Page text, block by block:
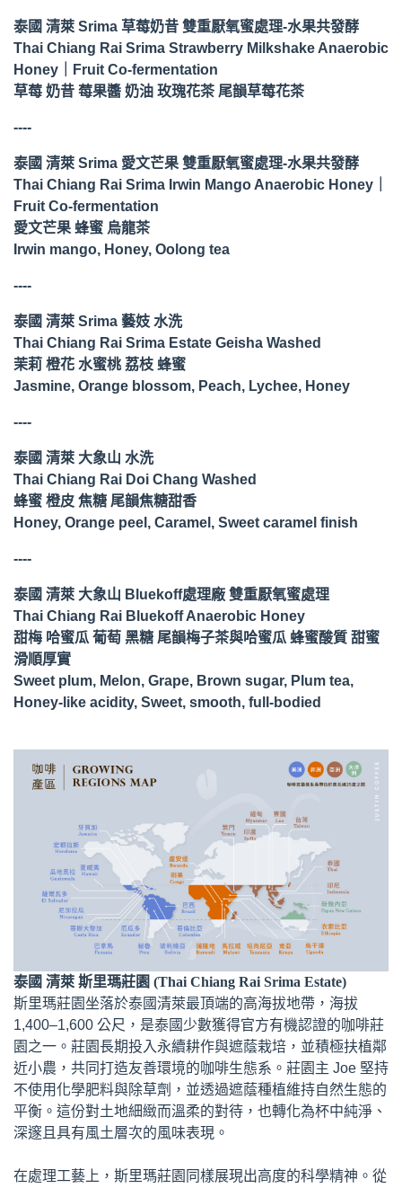
泰國 清萊 Srima 草莓奶昔 雙重厭氧蜜處理-水果共發酵
Thai Chiang Rai Srima Strawberry Milkshake Anaerobic
Honey｜Fruit Co-fermentation
草莓 奶昔 莓果醬 奶油 玫瑰花茶 尾韻草莓花茶
----
泰國 清萊 Srima 愛文芒果 雙重厭氧蜜處理-水果共發酵
Thai Chiang Rai Srima Irwin Mango Anaerobic Honey｜
Fruit Co-fermentation
愛文芒果 蜂蜜 烏龍茶
Irwin mango, Honey, Oolong tea
----
泰國 清萊 Srima 藝妓 水洗
Thai Chiang Rai Srima Estate Geisha Washed
茉莉 橙花 水蜜桃 荔枝 蜂蜜
Jasmine, Orange blossom, Peach, Lychee, Honey
----
泰國 清萊 大象山 水洗
Thai Chiang Rai Doi Chang Washed
蜂蜜 橙皮 焦糖 尾韻焦糖甜香
Honey, Orange peel, Caramel, Sweet caramel finish
----
泰國 清萊 大象山 Bluekoff處理廠 雙重厭氧蜜處理
Thai Chiang Rai Bluekoff Anaerobic Honey
甜梅 哈蜜瓜 葡萄 黑糖 尾韻梅子茶與哈蜜瓜 蜂蜜酸質 甜蜜
滑順厚實
Sweet plum, Melon, Grape, Brown sugar, Plum tea,
Honey-like acidity, Sweet, smooth, full-bodied
泰國 清萊 斯里瑪莊園 (Thai Chiang Rai Srima Estate)
斯里瑪莊園坐落於泰國清萊最頂端的高海拔地帶，海拔
1,400–1,600 公尺，是泰國少數獲得官方有機認證的咖啡莊
園之一。莊園長期投入永續耕作與遮蔭栽培，並積極扶植鄰
近小農，共同打造友善環境的咖啡生態系。莊園主 Joe 堅持
不使用化學肥料與除草劑，並透過遮蔭種植維持自然生態的
平衡。這份對土地細緻而溫柔的對待，也轉化為杯中純淨、
深邃且具有風土層次的風味表現。
在處理工藝上，斯里瑪莊園同樣展現出高度的科學精神。從